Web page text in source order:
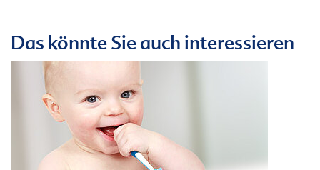
Das könnte Sie auch interessieren